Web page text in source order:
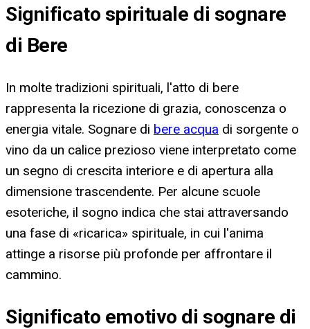
Significato spirituale di sognare
di Bere
In molte tradizioni spirituali, l'atto di bere
rappresenta la ricezione di grazia, conoscenza o
energia vitale. Sognare di bere acqua di sorgente o
vino da un calice prezioso viene interpretato come
un segno di crescita interiore e di apertura alla
dimensione trascendente. Per alcune scuole
esoteriche, il sogno indica che stai attraversando
una fase di «ricarica» spirituale, in cui l'anima
attinge a risorse più profonde per affrontare il
cammino.
Significato emotivo di sognare di